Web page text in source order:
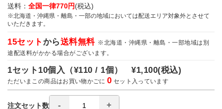
送料： 全国一律770円(税込)
※北海道・沖縄県・離島・一部の地域においては配送エリア対象外とさせて
いただきます。
15セット から送料無料 ※北海道・沖縄県・離島・一部地域は別
途配送料がかかる場合がございます。
1セット10個入（¥110 / 1個）¥1,100(税込)
ただいまこの商品はお買い物かごに0 セット入っています
注文セット数